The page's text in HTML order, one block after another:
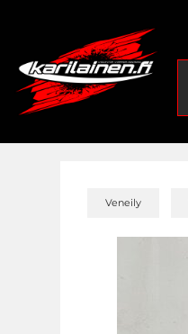
Veneily